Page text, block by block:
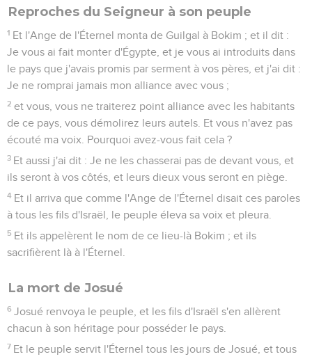
Reproches du Seigneur à son peuple
1 Et l'Ange de l'Éternel monta de Guilgal à Bokim ; et il dit :
Je vous ai fait monter d'Égypte, et je vous ai introduits dans
le pays que j'avais promis par serment à vos pères, et j'ai dit :
Je ne romprai jamais mon alliance avec vous ;
2 et vous, vous ne traiterez point alliance avec les habitants
de ce pays, vous démolirez leurs autels. Et vous n'avez pas
écouté ma voix. Pourquoi avez-vous fait cela ?
3 Et aussi j'ai dit : Je ne les chasserai pas de devant vous, et
ils seront à vos côtés, et leurs dieux vous seront en piège.
4 Et il arriva que comme l'Ange de l'Éternel disait ces paroles
à tous les fils d'Israël, le peuple éleva sa voix et pleura.
5 Et ils appelèrent le nom de ce lieu-là Bokim ; et ils
sacrifièrent là à l'Éternel.
La mort de Josué
6 Josué renvoya le peuple, et les fils d'Israël s'en allèrent
chacun à son héritage pour posséder le pays.
7 Et le peuple servit l'Éternel tous les jours de Josué, et tous